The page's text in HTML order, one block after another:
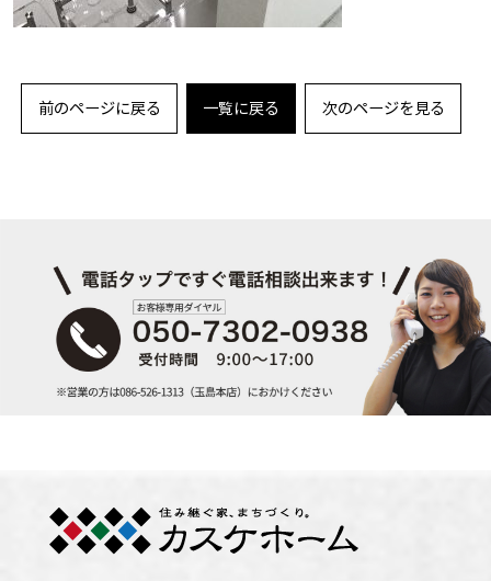
前のページに戻る 一覧に戻る 次のページを見る